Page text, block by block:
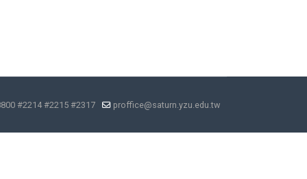
#2214 #2215 #2317 proffice@saturn.yzu.edu.tw